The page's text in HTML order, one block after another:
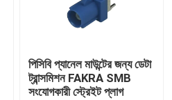
পিসিবি প্যানেল মাউন্টের জন্য ডেটা
ট্রান্সমিশন FAKRA SMB
সংযোগকারী স্ট্রেইট প্লাগ